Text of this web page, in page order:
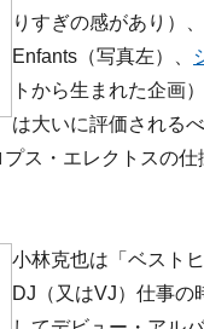
りすぎの感があり）
Enfants（写真左）、
トから生まれた企画
は大いに評価される
ス・エレクトスの
小林克也は「ベスト
DJ（又はVJ）仕事の